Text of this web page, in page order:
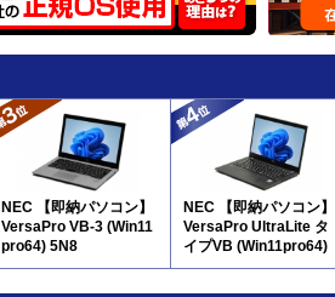
NEC 【即納パソコン】
VersaPro VB-3 (Win11
pro64) 5N8
NEC 【即納パソコン】
VersaPro UltraLite タ
イプVB (Win11pro64)
(SSD新品) 5N8(SSD新